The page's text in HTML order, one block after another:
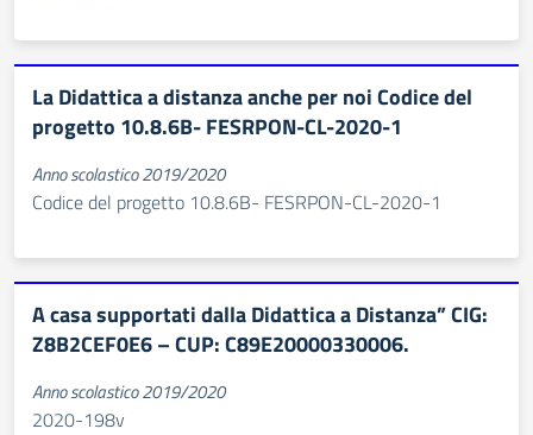
La Didattica a distanza anche per noi Codice del
progetto 10.8.6B- FESRPON-CL-2020-1
Anno scolastico 2019/2020
Codice del progetto 10.8.6B- FESRPON-CL-2020-1
A casa supportati dalla Didattica a Distanza” CIG:
Z8B2CEF0E6 – CUP: C89E20000330006.
Anno scolastico 2019/2020
2020-198v